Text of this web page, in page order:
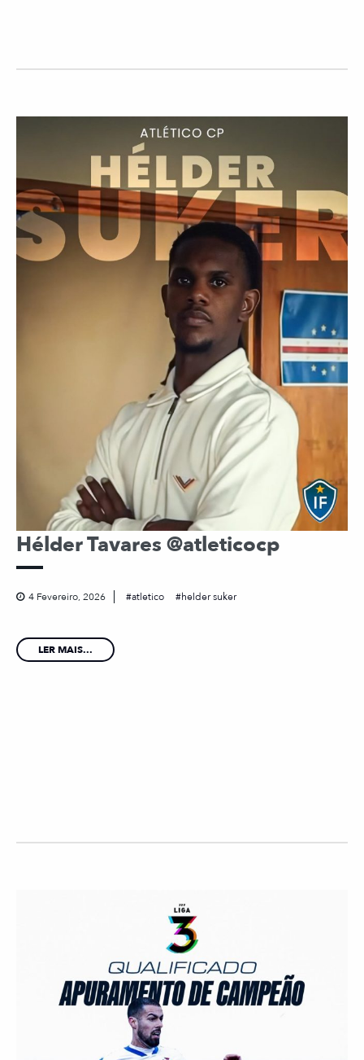
Hélder Tavares @atleticocp
4 Fevereiro, 2026 atletico helder suker
LER MAIS...